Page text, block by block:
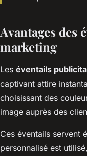
Avantages des
marketing
Les éventails
captivant attire
choisissant des
image auprès des
Ces éventails servent
personnalisé est